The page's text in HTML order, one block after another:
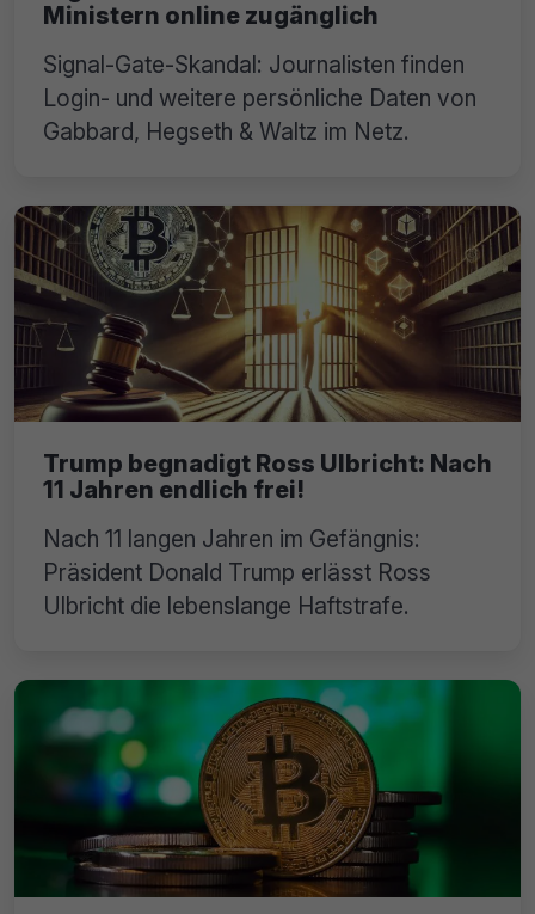
Ministern online zugänglich
Signal-Gate-Skandal: Journalisten finden
Login- und weitere persönliche Daten von
Gabbard, Hegseth & Waltz im Netz.
Trump begnadigt Ross Ulbricht: Nach
11 Jahren endlich frei!
Nach 11 langen Jahren im Gefängnis:
Präsident Donald Trump erlässt Ross
Ulbricht die lebenslange Haftstrafe.